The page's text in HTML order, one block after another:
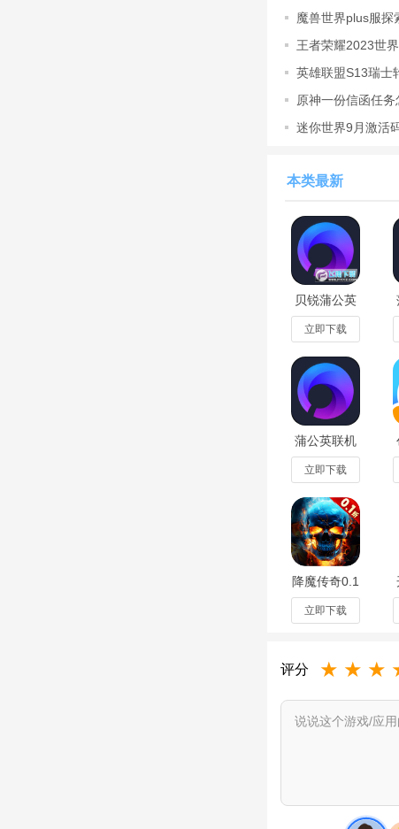
【社区讨论】
把你的作品分享到
也可以参与其他作
创游世界拥有丰富
软件特色
【强大的功能让你
只需要简单的几步
出来
【随学随用，让创
有众多会编程、会
本，也可以在商店
【创意迸发，学习
在这里有社区，你
品！大家都是来自
软件优势
1.为玩家们的想象
2.亲自参与设计每
1、使用账号登陆；
魔兽世界plus服探
王者荣耀2023世
英雄联盟S13瑞士
原神一份信函任
迷你世界9月激活
本类最新
贝锐蒲公英
联机游戏平
台官方版
v7.4.0最新
版
立即下载
蒲公英联机
平台不用登
录版v7.4.0
最新版
立即下载
降魔传奇0.1
折骷髅战神
福利版
v1.0.0最新
立即下载
评分 ★ ★ ★